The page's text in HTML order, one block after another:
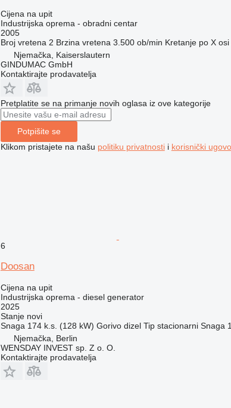
Cijena na upit
Industrijska oprema - obradni centar
2005
Broj vretena 2 Brzina vretena 3.500 ob/min Kretanje po X osi
Njemačka, Kaiserslautern
GINDUMAC GmbH
Kontaktirajte prodavatelja
Pretplatite se na primanje novih oglasa iz ove kategorije
Potpišite se
Klikom pristajete na našu politiku privatnostii korisnički
6
Doosan
Cijena na upit
Industrijska oprema - diesel generator
2025
Stanjenovi
Snaga 174 k.s. (128 kW) Gorivo dizel Tip stacionarni Snaga
Njemačka, Berlin
WENSDAY INVEST sp. Z o. O.
Kontaktirajte prodavatelja